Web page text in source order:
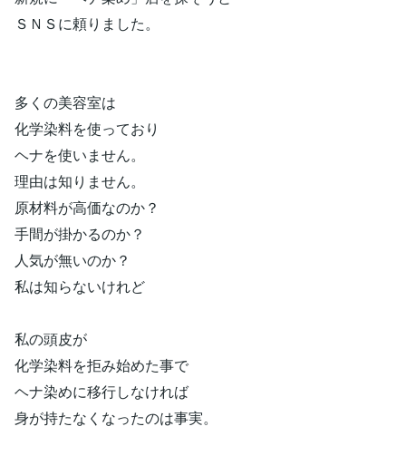
ＳＮＳに頼りました。
多くの美容室は
化学染料を使っており
ヘナを使いません。
理由は知りません。
原材料が高価なのか？
手間が掛かるのか？
人気が無いのか？
私は知らないけれど
私の頭皮が
化学染料を拒み始めた事で
ヘナ染めに移行しなければ
身が持たなくなったのは事実。